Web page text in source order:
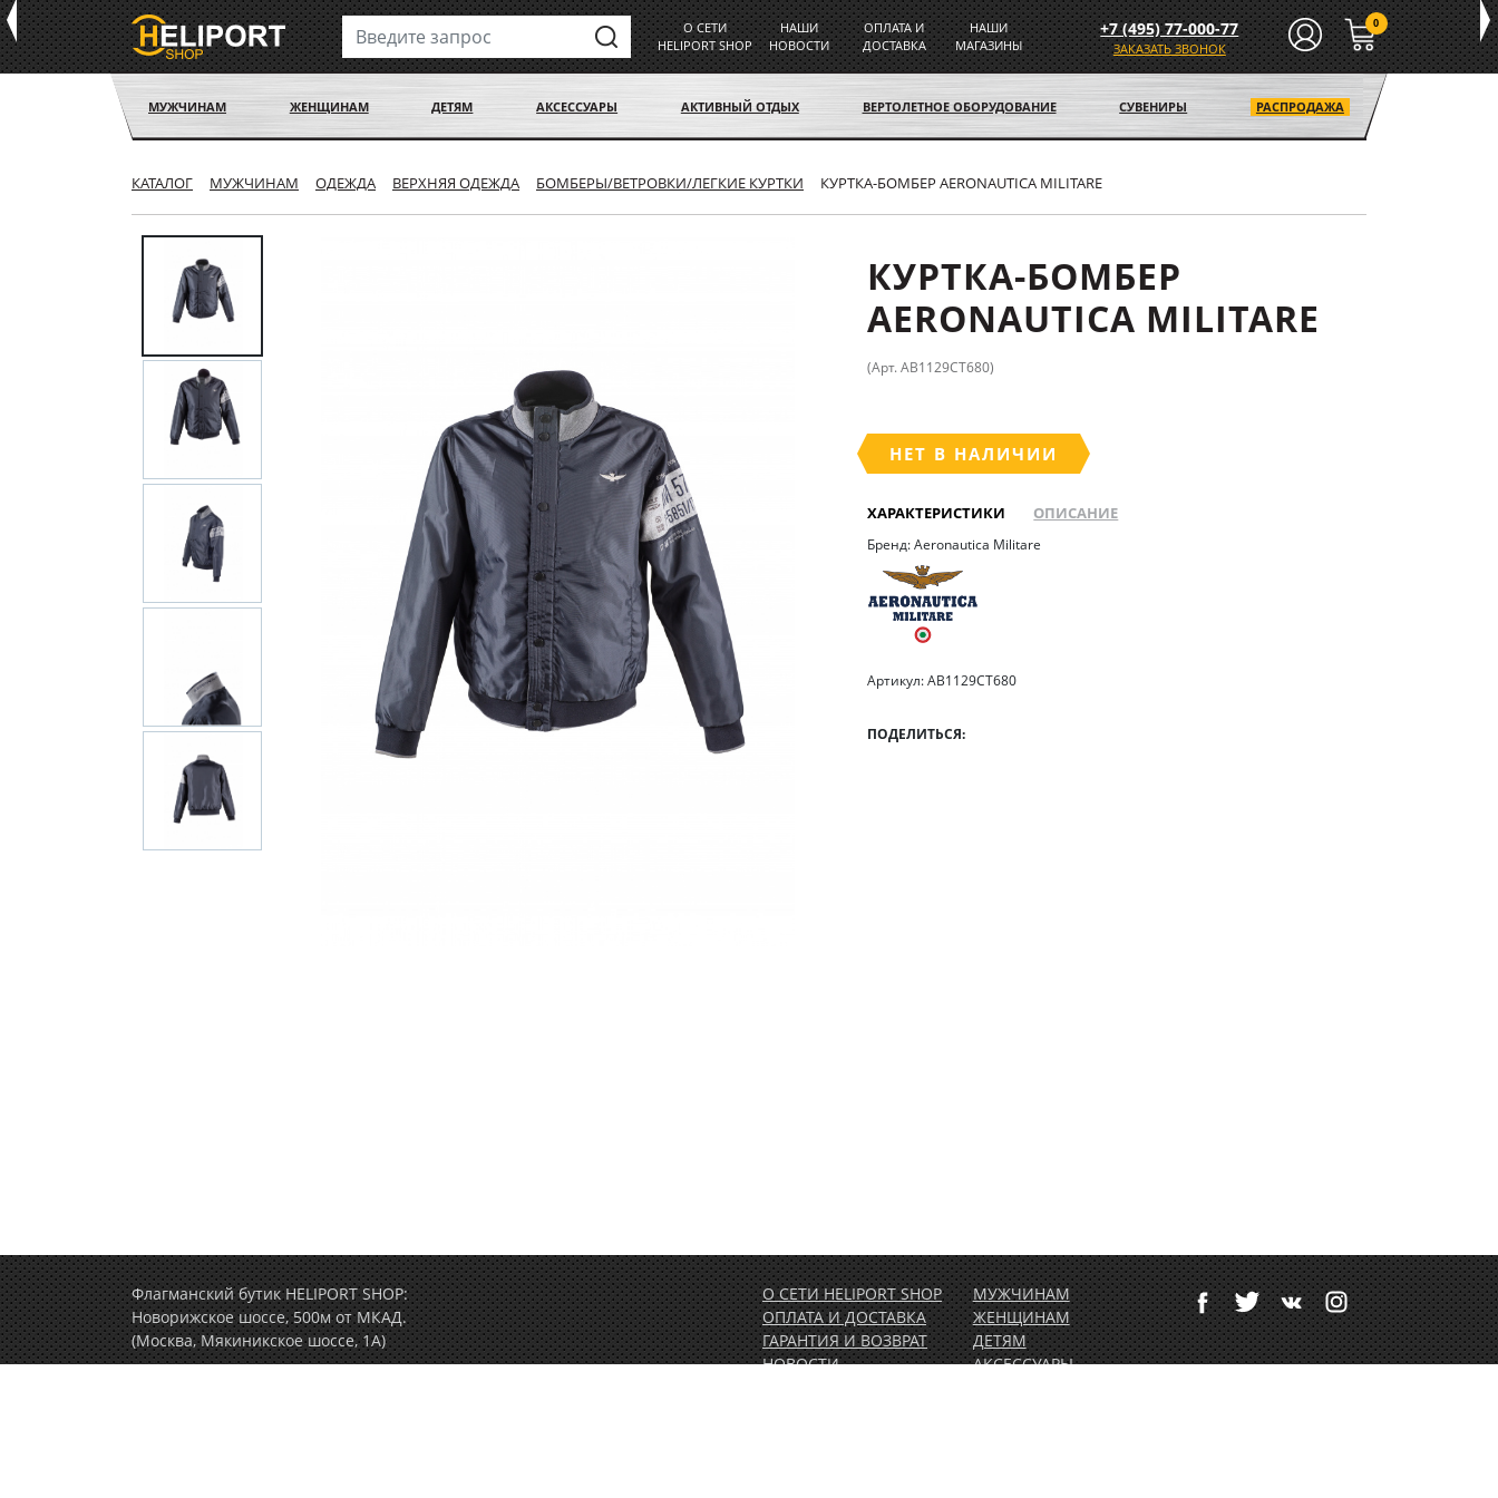
О СЕТИ
HELIPORT SHOP
НАШИ
НОВОСТИ
ОПЛАТА И
ДОСТАВКА
НАШИ
МАГАЗИНЫ
+7 (495) 77-000-77
ЗАКАЗАТЬ ЗВОНОК
0
МУЖЧИНАМ ЖЕНЩИНАМ ДЕТЯМ АКСЕССУАРЫ АКТИВНЫЙ ОТДЫХ ВЕРТОЛЕТНОЕ ОБОРУДОВАНИЕ СУВЕНИРЫ РАСПРОДАЖА
КАТАЛОГ МУЖЧИНАМ ОДЕЖДА ВЕРХНЯЯ ОДЕЖДА БОМБЕРЫ/ВЕТРОВКИ/ЛЕГКИЕ КУРТКИ КУРТКА-БОМБЕР AERONAUTICA MILITARE
КУРТКА-БОМБЕР
AERONAUTICA MILITARE
(Арт. AB1129CT680)
НЕТ В НАЛИЧИИ
ХАРАКТЕРИСТИКИ ОПИСАНИЕ
Бренд: Aeronautica Militare
Артикул: AB1129CT680
ПОДЕЛИТЬСЯ:
Флагманский бутик HELIPORT SHOP:
Новорижское шоссе, 500м от МКАД.
(Москва, Мякиникское шоссе, 1А)
О СЕТИ HELIPORT SHOP
ОПЛАТА И ДОСТАВКА
ГАРАНТИЯ И ВОЗВРАТ
НОВОСТИ
МУЖЧИНАМ
ЖЕНЩИНАМ
ДЕТЯМ
АКСЕССУАРЫ